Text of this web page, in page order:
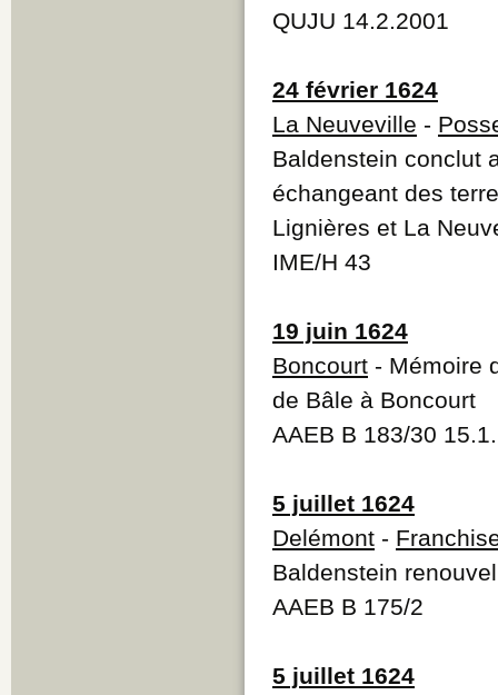
QUJU 14.2.2001
24 février 1624
La Neuveville -
Baldenstein conclut
échangeant des
Lignières et La
IME/H 43
19 juin 1624
Boncourt - Mémoire
de Bâle à Boncourt
AAEB B 183/30
5 juillet 1624
Delémont -
Baldenstein
AAEB B 175/2
5 juillet 1624